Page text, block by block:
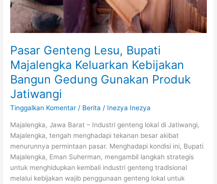
Pasar Genteng Lesu, Bupati
Majalengka Keluarkan Kebijakan
Bangun Gedung Gunakan Produk
Jatiwangi
Tinggalkan Komentar / Berita / Inezya Inezya
Majalengka, Jawa Barat – Industri genteng lokal di Jatiwangi,
Majalengka, tengah menghadapi tekanan besar akibat
menurunnya permintaan pasar. Menghadapi kondisi ini, Bupati
Majalengka, Eman Suherman, mengambil langkah strategis
untuk menghidupkan kembali industri genteng tradisional
melalui kebijakan wajib penggunaan genteng lokal untuk
Gunakan
Produk
Jatiwangi